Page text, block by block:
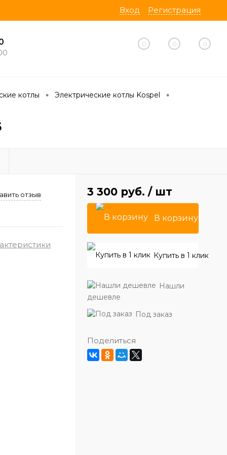
Вход Регистрация
0 0 0
котлы • Электрические котлы Kospel •
отзыв 3 300 руб. / шт
В корзину
Купить в 1 клик
Нашли
дешевле
Под заказ
Поделиться